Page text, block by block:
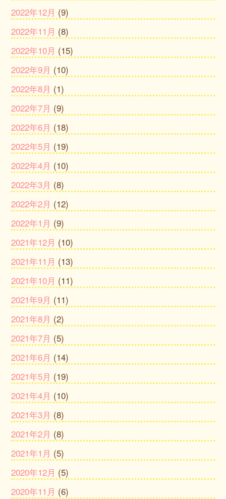
2022年12月 (9)
2022年11月 (8)
2022年10月 (15)
2022年9月 (10)
2022年8月 (1)
2022年7月 (9)
2022年6月 (18)
2022年5月 (19)
2022年4月 (10)
2022年3月 (8)
2022年2月 (12)
2022年1月 (9)
2021年12月 (10)
2021年11月 (13)
2021年10月 (11)
2021年9月 (11)
2021年8月 (2)
2021年7月 (5)
2021年6月 (14)
2021年5月 (19)
2021年4月 (10)
2021年3月 (8)
2021年2月 (8)
2021年1月 (5)
2020年12月 (5)
2020年11月 (6)